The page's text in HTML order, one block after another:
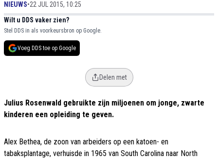
NIEUWS•22 JUL 2015, 10:25
Wilt u DDS vaker zien?
Stel DDS in als voorkeursbron op Google.
Voeg DDS toe op Google
Delen met
Julius Rosenwald gebruikte zijn miljoenen om jonge, zwarte
kinderen een opleiding te geven.
Alex Bethea, de zoon van arbeiders op een katoen- en
tabaksplantage, verhuisde in 1965 van South Carolina naar North